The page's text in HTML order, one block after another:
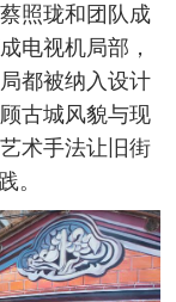
照珑和团队成
电视机局部，
都被纳入设计
古城风貌与现
术手法让旧街
。